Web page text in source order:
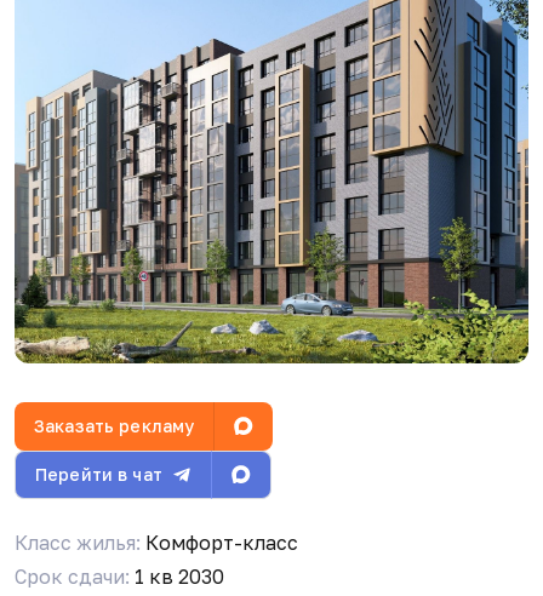
Заказать рекламу
Перейти в чат
Класс жилья: Комфорт-класс
Срок сдачи: 1 кв 2030
будет паркинга?
С Степан Поляков 13.04.26, 16:20
Обеспеченность машиноместами 0%